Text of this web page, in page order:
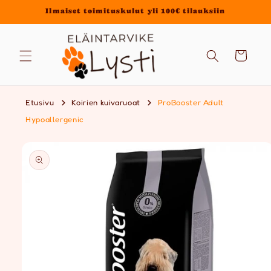
sisältöön
Ilmaiset toimituskulut yli 100€ tilauksiin
Ostoskori
Etusivu Koirien kuivaruoat
ProBooster Adult
Hypoallergenic
tuotetietoihin